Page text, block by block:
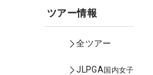
ツアー情報
全ツアー
JLPGA国内女子